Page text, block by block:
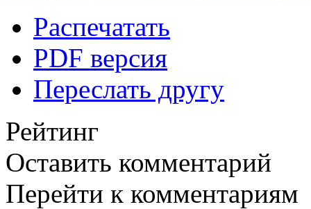
Распечатать
PDF версия
Переслать другу
Рейтинг
Оставить комментарий
Перейти к комментариям